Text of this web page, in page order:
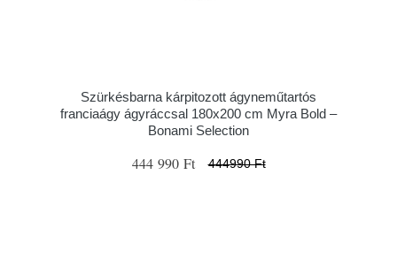
Szürkésbarna kárpitozott ágyneműtartós
franciaágy ágyráccsal 180x200 cm Myra Bold –
Bonami Selection
444 990 Ft 444990 Ft